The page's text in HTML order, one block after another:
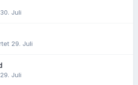
30. Juli
29. Juli
29. Juli